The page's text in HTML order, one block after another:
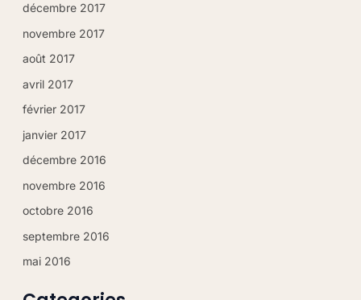
décembre 2017
novembre 2017
août 2017
avril 2017
février 2017
janvier 2017
décembre 2016
novembre 2016
octobre 2016
septembre 2016
mai 2016